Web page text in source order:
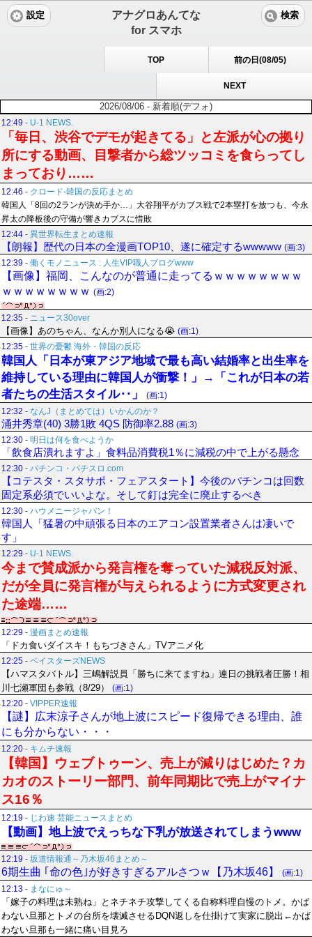
アナグロあんてな
for スマホ
設定 検索
TOP 前の日(08/05)
NEXT
2026/08/06 - 新着順(デフォ)
12:49 - U-1 NEWS.
「毎日、渋谷でデモが起きてる」と左派が心の拠り
所にする動画、目撃者から総ツッコミを食らってし
まっており……
12:46 - クロード-韓国の反応まとめ
韓国人「8回の2ランが決め手か…」大谷翔平がカブス戦で2本塁打を放つも、今永
昇太の降板後の守備が響きカブスに惜敗
12:44 - 異世界転生まとめ速報
【朗報】歴代の日本の全漫画TOP10、遂に確定するwwwww (画:3)
12:39 - 働くモノニュース : 人生VIP職人ブログwww
【画像】福岡、こんなのが普通に走ってるｗｗｗｗｗｗｗｗ
ｗｗｗｗｗｗｗｗ (画:2)
12:35 - ニュース30over
【画像】あのちゃん、なんか別人になる😭 (画:1)
12:35 - 世界の憂鬱 海外・韓国の反応
韓国人「日本が東アジア地域で最も高い結婚率と出生率を
維持している理由に韓国人が衝撃！」→「これが日本の若
者たちの生活スタイル‥」
(画:1)
12:32 - なんJ（まとめては）いかんのか？
涌井秀章(40) 3勝1敗 4QS 防御率2.88 (画:3)
12:30 - 明日は何を食べようか
「飲食店潰れますよ」食料品消費税1％に減税の中で上がる懸念
12:30 - パチンコ・パチスロ.com
【コテスタ・スタサポ・フェアスタート】今後のパチンコは回数
固定系必須でいいよな。そして釘は完全に廃止するべき
12:30 - ハウメニージャパン！
韓国人「猛暑の中頑張る日本のエアコン設置業者さんは凄いで
す」
12:29 - U-1 NEWS.
今まで賛成派から発言権を奪っていた減税反対派、
だが全員に発言権が与えられるように方式変更され
た途端……
12:29 - 漫画まとめ速報
「ドカ食いダイスキ！もちづきさん」TVアニメ化
12:25 - ベイスターズNEWS
【ハマスタバトル】三嶋解説員「勝ちに来てますね」連日の挑戦者圧勝！相
川七瀬軍団も参戦（8/29）
(画:1)
12:20 - VIPPER速報
【謎】広末涼子さんが地上波にスピード復帰できる理由、誰
にも分からない・・・
12:20 - キムチ速報
【韓国】ウェブトゥーン、売上が減りはじめた？カ
カオのストーリー部門、前年同期比で売上がマイナ
ス16％
12:19 - じわ速 芸能ニュースまとめ
【動画】地上波でえっちな下乳が放送されてしまうwww
12:19 - 坂道情報通～乃木坂46まとめ～
6期生曲 ｢命の色｣が好きすぎるアルさつｗ【乃木坂46】
(画:1)
12:13 - まなにゅ～
「嫁子の料理は未熟ね」とネチネチ攻撃してくる自称料理自慢のトメ。かば
わない旦那とトメの台所を壊滅させるDQN返しを仕掛けて実家に脱出←かば
わない旦那も一緒に痛い目見ろ